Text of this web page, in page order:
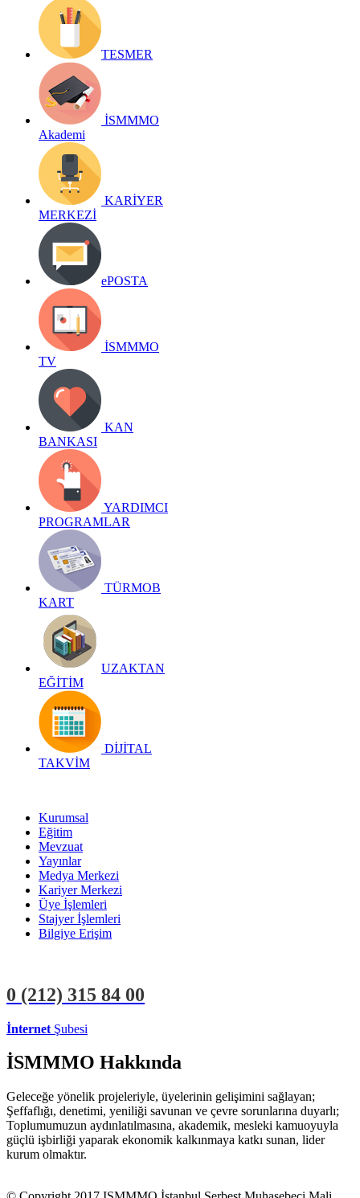
TESMER
İSMMMO
Akademi
KARİYER
MERKEZİ
ePOSTA
İSMMMO
TV
KAN
BANKASI
YARDIMCI
PROGRAMLAR
TÜRMOB
KART
UZAKTAN
EĞİTİM
DİJİTAL
TAKVİM
Kurumsal
Eğitim
Mevzuat
Yayınlar
Medya Merkezi
Kariyer Merkezi
Üye İşlemleri
Stajyer İşlemleri
Bilgiye Erişim
0 (212) 315 84 00
İnternet Şubesi
İSMMMO Hakkında
Geleceğe yönelik projeleriyle, üyelerinin gelişimini sağlayan;
Şeffaflığı, denetimi, yeniliği savunan ve çevre sorunlarına duyarlı;
Toplumumuzun aydınlatılmasına, akademik, mesleki kamuoyuyla
güçlü işbirliği yaparak ekonomik kalkınmaya katkı sunan, lider
kurum olmaktır.